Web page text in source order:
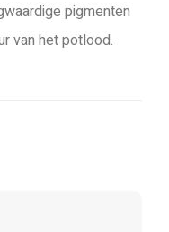
pigmenten
van het potlood.